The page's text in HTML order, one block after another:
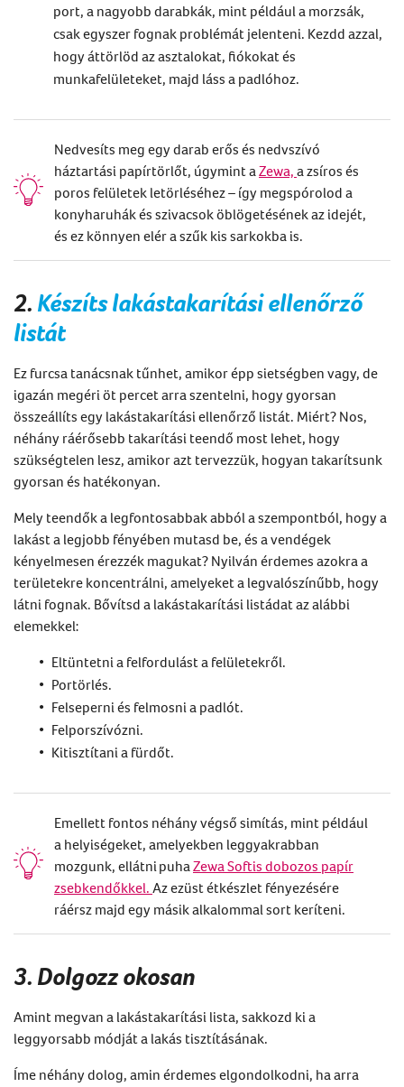
port, a nagyobb darabkák, mint például a morzsák,
csak egyszer fognak problémát jelenteni. Kezdd azzal,
hogyáttörlöd az asztalokat, fiókokat és
munkafelületeket, majd láss a padlóhoz.
Nedvesíts meg egy darab erős és nedvszívó
háztartási papírtörlőt, úgymint a Zewa, a zsíros és
poros felületek letörléséhez – így megspórolod a
konyharuhák és szivacsok öblögetésének az idejét,
és ez könnyen elér a szűk kis sarkokba is.
2.Készítslakástakarítási ellenőrző
listát
Ez furcsa tanácsnak tűnhet, amikorépp sietségben vagy, de
igazán megéri öt percet arra szentelni, hogy gyorsan
összeállíts egy lakástakarítási ellenőrző listát. Miért? Nos,
néhány ráérősebb takarítási teendő most lehet, hogy
szükségtelen lesz, amikor azt tervezzük, hogyan takarítsunk
gyorsan és hatékonyan.
Mely teendők a legfontosabbak abból a szempontból, hogy a
lakást a legjobb fényében mutasd be, és a vendégek
kényelmesen érezzék magukat? Nyilván érdemes azokra a
területekre koncentrálni, amelyeket a legvalószínűbb, hogy
látni fognak. Bővítsd a lakástakarítási listádat az alábbi
elemekkel:
Eltüntetni a felfordulást a felületekről.
Portörlés.
Felseperni és felmosni a padlót.
Felporszívózni.
Kitisztítani a fürdőt.
Emellett fontos néhány végső simítás, mint például
a helyiségeket, amelyekben leggyakrabban
mozgunk, ellátni puha Zewa Softis dobozos papír
zsebkendőkkel. Az ezüst étkészlet fényezésére
ráérsz majd egy másik alkalommal sort keríteni.
3. Dolgozz okosan
Amint megvan a lakástakarítási lista, sakkozd ki a
leggyorsabb módját a lakás tisztításának.
Íme néhány dolog, amin érdemes elgondolkodni, ha arra